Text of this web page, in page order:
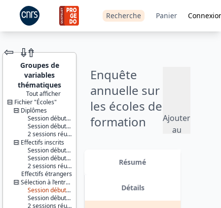
Recherche Panier
JEU DE
DONNÉES
Enquête
annuelle sur
les écoles de
formation
sanitaires -
Ajouter
au
Version 1 date : 2021-12-21
⇦ ⇮⇮
Groupes de
variables
thématiques
Tout afficher
Fichier "Écoles"
Diplômes
Session débutant entre le 1er janvier et le 31 juillet
Session débutant entre le 1er aout et le 31 décembre
2 sessions réunies
Effectifs inscrits
Session débutant entre le 1er janvier et le 31 juillet
Session débutant entre le 1er aout et le 31 décembre
2 sessions réunies
Effectifs étrangers
Sélection à l’entrée
Session débutant entre le 1er janvier et le 31 juillet
Session débutant entre le 1er aout et le 31 décembre
2 sessions réunies
Identifiants :
lil-1509
doi:10.13144/lil-
1509
Thèmes :
Éducation
et
Résumé
Détails